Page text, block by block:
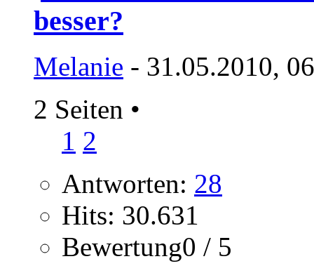
besser?
Melanie - 31.05.2010,
2 Seiten •
1 2
Antworten: 28
Hits: 30.631
Bewertung0 / 5